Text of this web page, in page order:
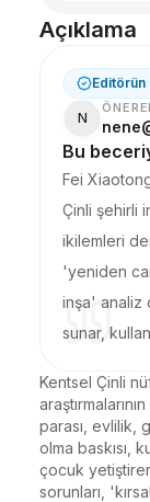
Açıklama
Editörün
N
Bu
Fei
Çinli şehirli
ikilemleri
'yeniden
inşa' analiz
sunar,
Kentsel Çinli
parası, evlilik,
olma baskısı,
çocuk
sorunları,